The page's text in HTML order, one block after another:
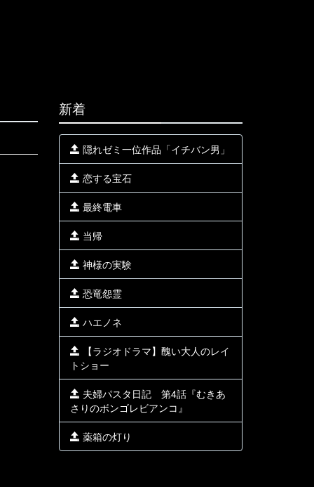
新着
隠れゼミ一位作品「イチバン男」
恋する宝石
最終電車
当帰
神様の実験
恐竜怨霊
ハエノネ
【ラジオドラマ】醜い大人のレイ
トショー
夫婦パスタ日記 第4話『むきあ
さりのボンゴレビアンコ』
薬箱の灯り